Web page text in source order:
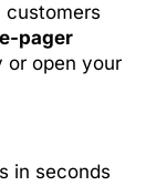
customers
pager
or open your
in seconds